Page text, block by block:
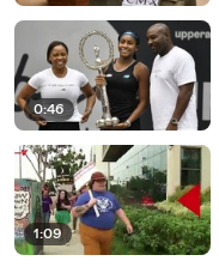
0:46
1:09